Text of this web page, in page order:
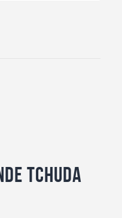
Tchuda